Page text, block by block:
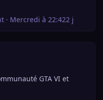
· Mercredi à 22:422 j
GTA VI et